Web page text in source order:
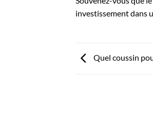
investissement dans
Quel coussin